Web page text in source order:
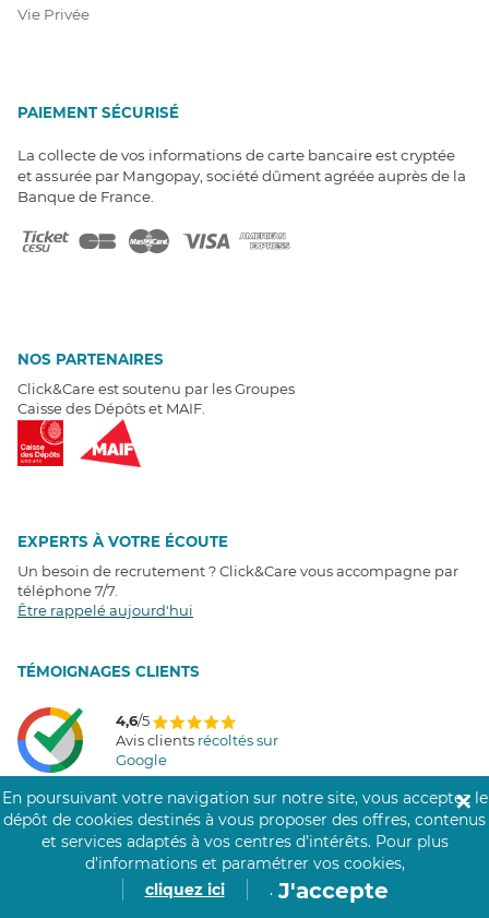
Vie Privée
PAIEMENT SÉCURISÉ
La collecte de vos informations de carte bancaire est cryptée
et assurée par Mangopay, société dûment agréée auprès de la
Banque de France.
NOS PARTENAIRES
Click&Care est soutenu par les Groupes
Caisse des Dépôts et MAIF.
EXPERTS À VOTRE ÉCOUTE
Un besoin de recrutement ? Click&Care vous accompagne par
téléphone 7/7
Être rappelé aujourd'hui
TÉMOIGNAGES CLIENTS
4,6/5
Avis clients récoltés sur
Google
COMMUNAUTÉ CLICK&CARE
En poursuivant votre navigation sur notre site, vous acceptez le
dépôt de cookies destinés à vous proposer des offres, contenus
et services adaptés à vos centres d’intérêts. Pour plus
d’informations et paramétrer vos cookies,
cliquez ici
. J'accepte
✕